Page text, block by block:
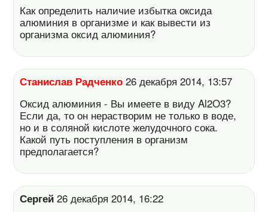
Как определить наличие избытка оксида
алюминия в организме и как вывести из
организма оксид алюминия?
Станислав Радченко 26 декабря 2014, 13:57
Оксид алюминия - Вы имеете в виду Al2O3?
Если да, то он нерастворим не только в воде,
но и в соляной кислоте желудочного сока.
Какой путь поступления в организм
предполагается?
Сергей 26 декабря 2014, 16:22